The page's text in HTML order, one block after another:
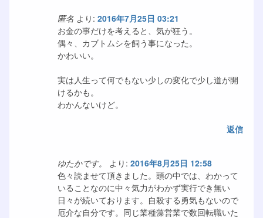
匿名 より: 2016年7月25日 03:21
お金の事だけを考えると、気が狂う。
偶々、カブトムシを飼う事になった。
かわいい。
実は人生って何でもない少しの変化で少し道が開
けるかも。
わかんないけど。
返信
ゆたかです。 より: 2016年8月25日 12:58
色々読ませて頂きました。頭の中では、わかって
いることなのに中々気力がわかず実行でき無い
日々が続いております。自殺する勇気もないので
厄介な自分です。同じ業種藻営業で数回転職いた